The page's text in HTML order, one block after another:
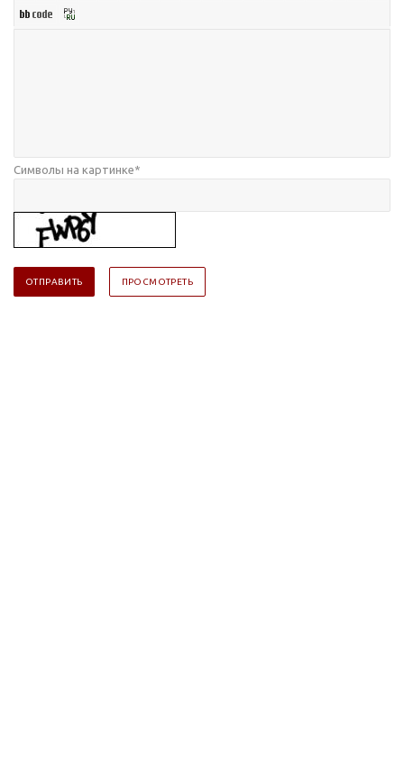
Символы на картинке*